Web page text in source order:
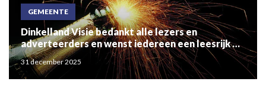
GEMEENTE
Dinkelland Visie bedankt alle lezers en
adverteerders en wenst iedereen een leesrijk en
gezond 2026!
31 december 2025